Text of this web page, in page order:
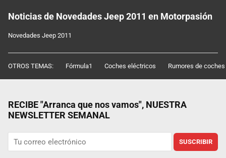
Noticias de Novedades Jeep 2011 en Motorpasión
Novedades Jeep 2011
OTROS TEMAS: Fórmula1 Coches eléctricos Rumores de coches
RECIBE "Arranca que nos vamos", NUESTRA
NEWSLETTER SEMANAL
SUSCRIBIR